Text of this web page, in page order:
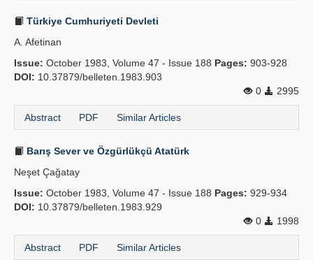
Türkiye Cumhuriyeti Devleti
A. Afetinan
Issue: October 1983, Volume 47 - Issue 188 Pages: 903-928
DOI: 10.37879/belleten.1983.903
0
2995
Abstract PDF Similar Articles
Barış Sever ve Özgürlükçü Atatürk
Neşet Çağatay
Issue: October 1983, Volume 47 - Issue 188 Pages: 929-934
DOI: 10.37879/belleten.1983.929
0
1998
Abstract PDF Similar Articles